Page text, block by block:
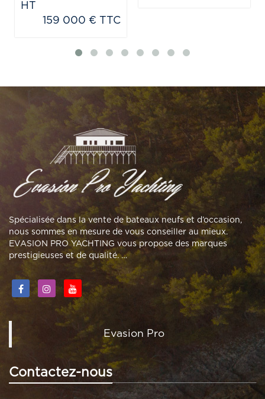
HT
159 000 € TTC
Spécialisée dans la vente de bateaux neufs et d’occasion,
nous sommes en mesure de vous conseiller au mieux.
EVASION PRO YACHTING vous propose des marques
prestigieuses et de qualité. …
Evasion Pro
Contactez-nous